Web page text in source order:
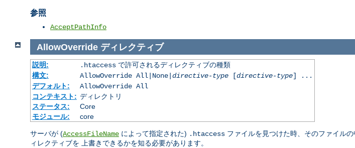
参照
AcceptPathInfo
AllowOverride ディレクティブ
説明: .htaccessで許可されるディレクティブの種類
構文:
AllowOverride All|None| directive-type[directive-type] ...
デフォルト:
AllowOverride All
コンテキスト: ディレクトリ
ステータス:
Core
モジュール:
core
サーバが (AccessFileName によって指定された) .htaccess ファイルを見つけた時、そのファイル
ィレクティブを 上書きできるかを知る必要があります。